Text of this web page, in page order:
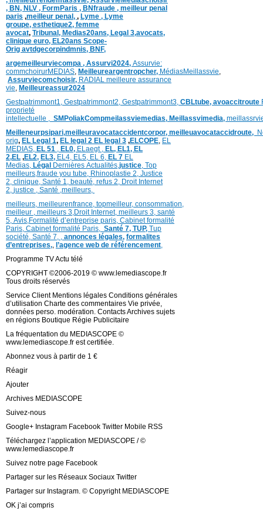
, BN, NLV , FormParis , BNfraude , meilleur penal
paris ,meilleur penal, , Lyme , Lyme
groupe, esthetique2, femme
avocat, Tribunal, Medias20ans, Legal 3,avocats,
clinique euro, EL20ans Scope-
Orig avtdgecorpindmnis, BNF,
argemeilleurviecompa , Assurvi2024, Assurvie:
commchoirurMEDIAS Meilleureargentropcher, MédiasMeillassvie
Assurviecomchoisir, RADIAL meilleure assurance
vie Meilleureassur2024
Gestpatrimmont1, Gestpatrimmont2, Gestpatrimmont3, CBLtube, avoaccitroute
proprieté
intellectuelle
SMPoliakCompmeilassviemedias, Meillassvimedia,
Meilleneurpsipari,meilleuravocataccidentcorpor, meilleuavocataccidroute,
orig, EL Legal 1, EL legal 2 EL legal 3 ,ELCOPE EL
MEDIAS, EL 51 EL0, ELaegt , EL, EL1, EL
2,EL ,EL2, EL3, EL4, EL5, EL 6, EL 7 EL
Medias, Légal Dernières Actualités, justice Top
meilleurs fraude you tube Rhinoplastie 2 Justice
2 clinique Santé 1 , beauté, refus 2 Droit Internet
2 justice , Santé , meilleurs
meilleurs meilleurenfrance, topmeilleur, consommation
meilleur , meilleurs 3, Droit Internet, meilleurs 3, santé
5, Avis Formalité d’entreprise paris, Cabinet formalité
Paris, Cabinet formalité Paris, Santé 7, TUP, Tup
société, Santé 7 annonces légales, formalites
d’entreprises, l’agence web de référencement
Programme TV Actu télé
COPYRIGHT ©2006-2019 © www.lemediascope.fr
Tous droits réservés
Service Client Mentions légales Conditions générales
d’utilisation Charte des commentaires Vie privée,
données perso. modération. Contacts Archives sujets
en régions Boutique Régie Publicitaire
La fréquentation du MEDIASCOPE ©
www.lemediascope.fr est certifiée.
Abonnez vous à partir de 1 €
Réagir
Ajouter
Archives MEDIASCOPE
Suivez-nous
Google+ Instagram Facebook Twitter Mobile RSS
Téléchargez l’application MEDIASCOPE / ©
www.lemediascope.fr
Suivez notre page Facebook
Partager sur les Réseaux Sociaux Twitter
Partager sur Instagram. © Copyright MEDIASCOPE
OK j’ai compris